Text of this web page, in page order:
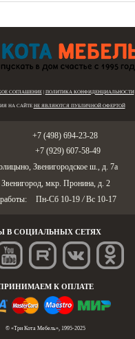
СОГЛАШЕНИЕ| ПОЛИТИКА КОНФИДЕНЦИАЛЬНОСТИ
НА САЙТЕ НЕ ЯВЛЯЮТСЯ ПУБЛИЧНОЙ ОФЕРТОЙ
+7 (498) 694-23-28
+7 (929) 607-58-49
Звенигородское ш., д. 7а
Звенигород, мкр. Пронина, д. 2
Пн-Сб 10-19 / Вс 10-17
В СОЦИАЛЬНЫХ СЕТЯХ
К ОПЛАТЕ
© «Три Кота Мебель», 1995-2025